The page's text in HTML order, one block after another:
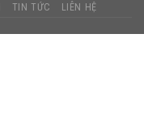
TIN TỨC LIÊN HỆ